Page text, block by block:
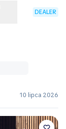
DEALER
10 lipca 2026